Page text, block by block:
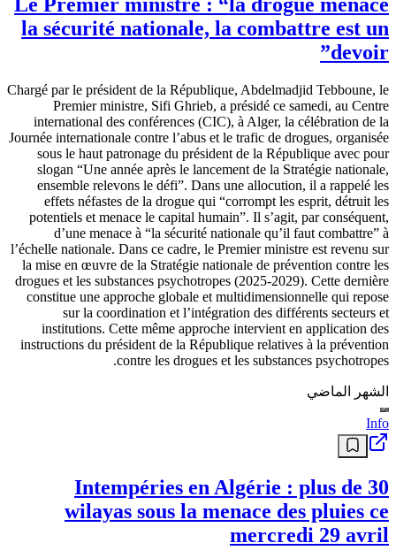
Info
10 jours pour agir : une sanction radicale
menace cette catégorie d’importateurs en
Algérie